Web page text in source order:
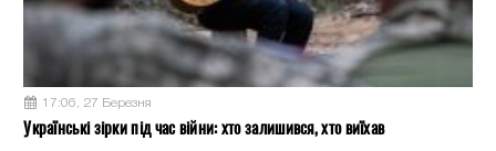
17:06, 27 Березня
Українські зірки під час війни: хто залишився, хто виїхав